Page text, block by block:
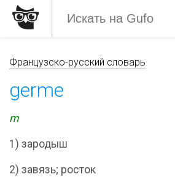
Французско-русский словарь
germe
m
1) зародыш
2) завязь; росток